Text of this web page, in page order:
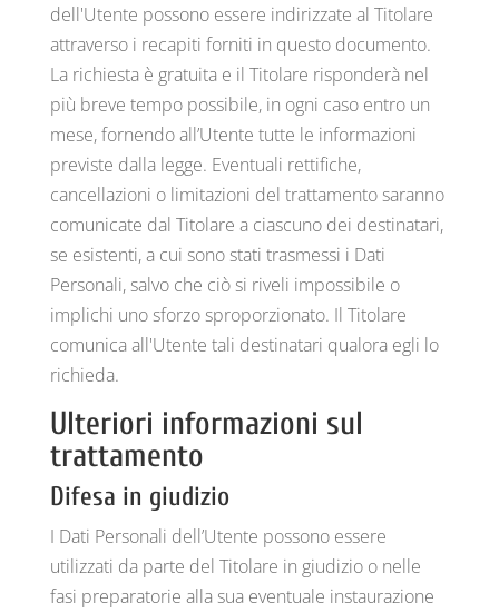
dell'Utente possono essere indirizzate al Titolare
attraverso i recapiti forniti in questo documento.
La richiesta è gratuita e il Titolare risponderà nel
più breve tempo possibile, in ogni caso entro un
mese, fornendo all’Utente tutte le informazioni
previste dalla legge. Eventuali rettifiche,
cancellazioni o limitazioni del trattamento saranno
comunicate dal Titolare a ciascuno dei destinatari,
se esistenti, a cui sono stati trasmessi i Dati
Personali, salvo che ciò si riveli impossibile o
implichi uno sforzo sproporzionato. Il Titolare
comunica all'Utente tali destinatari qualora egli lo
richieda.
Ulteriori informazioni sul
trattamento
Difesa in giudizio
I Dati Personali dell’Utente possono essere
utilizzati da parte del Titolare in giudizio o nelle
fasi preparatorie alla sua eventuale instaurazione